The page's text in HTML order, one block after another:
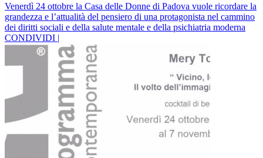
Venerdì 24 ottobre la Casa delle Donne di Padova vuole ricordare la
grandezza e l’attualità del pensiero di una protagonista nel cammino
dei diritti sociali e della salute mentale e della psichiatria moderna
CONDIVIDI |